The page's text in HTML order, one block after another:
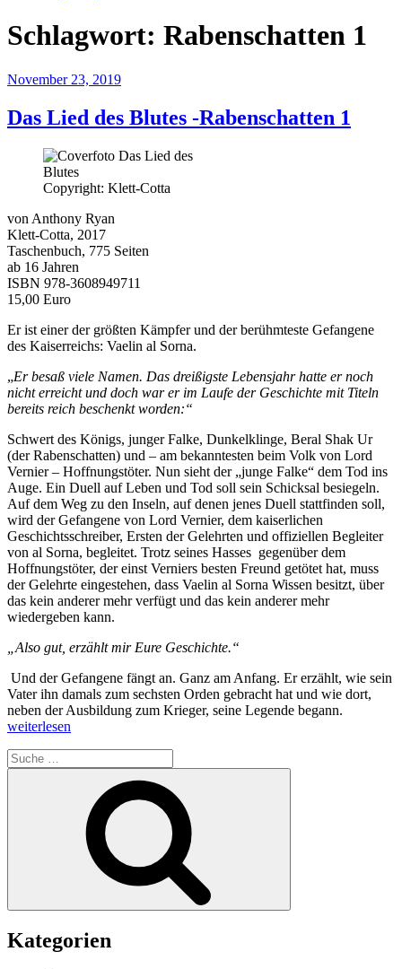
Schlagwort: Rabenschatten 1
Veröffentlicht
November 23, 2019
Das Lied des Blutes -Rabenschatten 1
Copyright: Klett-Cotta
von Anthony Ryan
Klett-Cotta, 2017
Taschenbuch, 775 Seiten
ab 16 Jahren
ISBN 978-3608949711
15,00 Euro
Er ist einer der größten Kämpfer und der berühmteste Gefangene
des Kaiserreichs: Vaelin al Sorna.
„Er besaß viele Namen. Das dreißigste Lebensjahr hatte er noch
nicht erreicht und doch war er im Laufe der Geschichte mit Titeln
bereits reich beschenkt worden:“
Schwert des Königs, junger Falke, Dunkelklinge, Beral Shak Ur
(der Rabenschatten) und – am bekanntesten beim Volk von Lord
Vernier – Hoffnungstöter. Nun sieht der „junge Falke“ dem Tod ins
Auge. Ein Duell auf Leben und Tod soll sein Schicksal besiegeln.
Auf dem Weg zu den Inseln, auf denen jenes Duell stattfinden soll,
wird der Gefangene von Lord Vernier, dem kaiserlichen
Geschichtsschreiber, Ersten der Gelehrten und offiziellen Begleiter
von al Sorna, begleitet. Trotz seines Hasses gegenüber dem
Hoffnungstöter, der einst Verniers besten Freund getötet hat, muss
der Gelehrte eingestehen, dass Vaelin al Sorna Wissen besitzt, über
das kein anderer mehr verfügt und das kein anderer mehr
wiedergeben kann.
„Also gut, erzählt mir Eure Geschichte.“
Und der Gefangene fängt an. Ganz am Anfang. Er erzählt, wie sein
Vater ihn damals zum sechsten Orden gebracht hat und wie dort,
neben der Ausbildung zum Krieger, seine Legende begann.
weiterlesen
Suche
nach:
Kategorien